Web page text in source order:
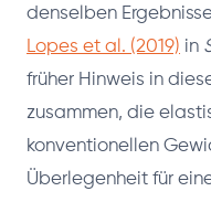
denselben
Lopes et al. (2019) in
früher Hinweis in
zusammen, die
konventionellen
Überlegenheit für